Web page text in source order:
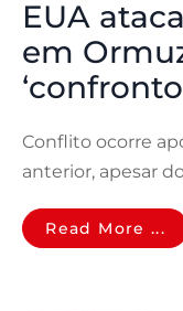
EUA
em
Conflito ocorre
anterior, apesar
Read More ...